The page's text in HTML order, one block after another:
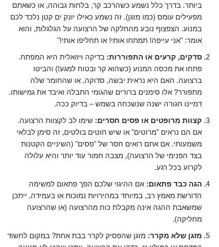
ביותר. בדרך כלל נשמע כשהרכב קר, בלחות גבוהה, או כשאתם
מפעילים עומס (כמו מזגן). זה נשמע כאילו יונק ים קטן נלכד לכם
במנוע. הצפצוף נובע מהחלקה של הרצועה על הגלגלות, והוא
אומר: "אני עייפה! תמתחו אותי! או תחליפו אותי!"
סדקים, קרעים או התפוררות: בדיקה ויזואלית היא המפתח.
פתחו את מכסה המנוע (כשהוא קר ובטוח למגע!) והביטו
ברצועה. האם היא נראית יבשה, סדוקה, או שהחומר שלה
מתפורר? אלו סימנים ברורים שהגומי התבלה ואיבד את גמישותו.
דמיינו חגורה ישנה שנשכחה בשמש – בדיוק ככה.
קצוות מרופטים או פסים חסרים: שימו לב לקצוות הרצועה.
אם הם נראים "מרוטים" או שיש חוטים בולטים, זה סימן לבלאי
משמעותי. אם אתם רואים חסר של "פסים" (השיניים הקטנות
בצד הפנימי של הרצועה), מצבה חמור עוד יותר והיא עלולה
לקרוע בכל רגע.
הגה כבד פתאום: אם ההיגוי שלכם הפך פתאום למשימה
הדורשת מאמץ רב, במיוחד במהירויות נמוכות או בעמידה, ייתכן
שמשאבת ההגה אינה מקבלת כוח מהרצועה (או שהרצועה
מחליקה).
מזגן שלא מקרר: מזגן שהפסיק לקרר בבת אחת? במקום לחשוד